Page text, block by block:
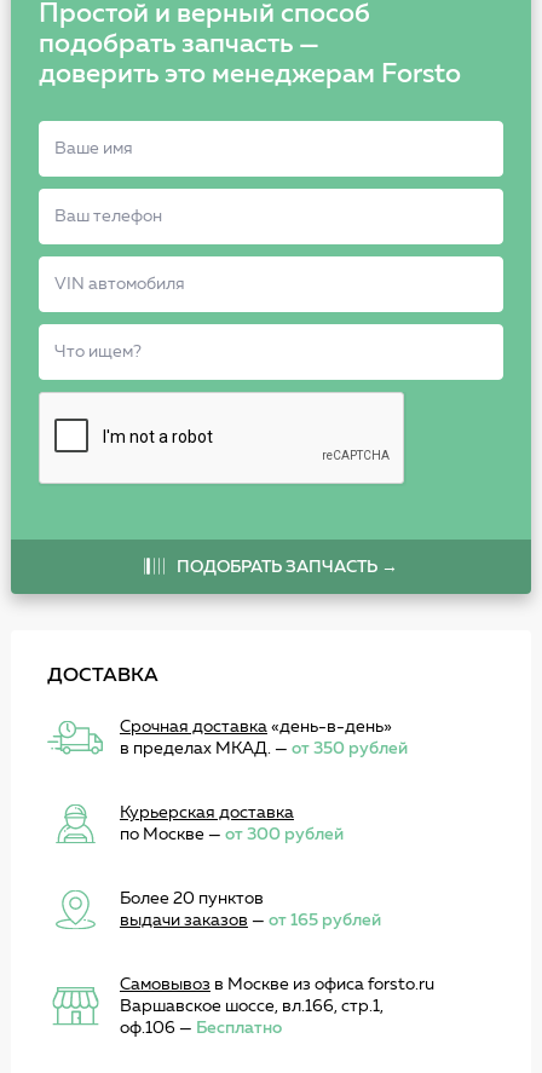
Простой и верный способ
подобрать запчасть —
доверить это менеджерам Forsto
ПОДОБРАТЬ ЗАПЧАСТЬ →
ДОСТАВКА
Срочная доставка«день-в-день»
в пределах МКАД. — от 350 рублей
Курьерская доставка
по Москве — от 300 рублей
Более 20 пунктов
выдачи заказов — от 165 рублей
Самовывоз в Москве из офиса forsto.ru
Варшавское шоссе, вл.166, стр.1,
оф.106 — Бесплатно